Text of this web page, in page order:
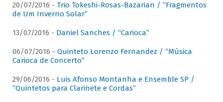
20/07/2016 - Trio Tokeshi-Rosas-Bazarian / “Fragmentos
de Um Inverno Solar”
13/07/2016 - Daniel Sanches / “Carioca”
06/07/2016 - Quinteto Lorenzo Fernandez / “Música
Carioca de Concerto”
29/06/2016 - Luis Afonso Montanha e Ensemble SP /
“Quintetos para Clarinete e Cordas”